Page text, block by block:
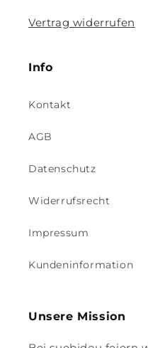
Vertrag widerrufen
Info
Kontakt
AGB
Datenschutz
Widerrufsrecht
Impressum
Kundeninformation
Unsere Mission